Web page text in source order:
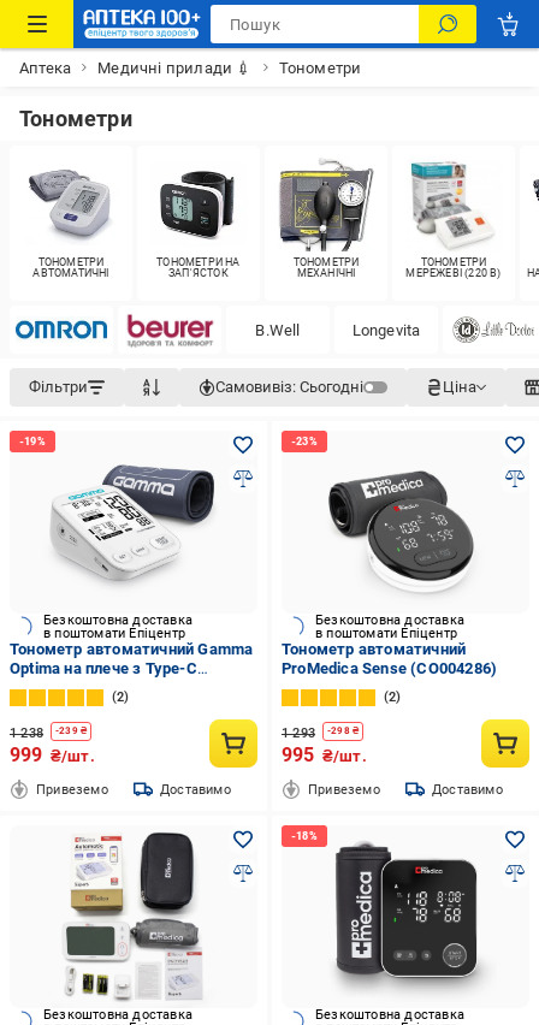
Аптека Медичні прилади 💉 Тонометри
Тонометри
ТОНОМЕТРИ
АВТОМАТИЧНІ
ТОНОМЕТРИ НА
ЗАП'ЯСТОК
ТОНОМЕТРИ
МЕХАНІЧНІ
ТОНОМЕТРИ
МЕРЕЖЕВІ (220 В)
B.Well Longevita
Фільтри Самовивіз: Сьогодні Ціна
Безкоштовна доставка
в поштомати Епіцентр
Тонометр автоматичний Gamma
Optima на плече з Type-C
(CO003623)
2
1 238 -239₴
999 ₴/шт.
Привеземо Доставимо
Безкоштовна доставка
в поштомати Епіцентр
Тонометр автоматичний
ProMedica Sense (CO004286)
2
1 293 -298₴
995 ₴/шт.
Привеземо Доставимо
Безкоштовна доставка
Безкоштовна доставка